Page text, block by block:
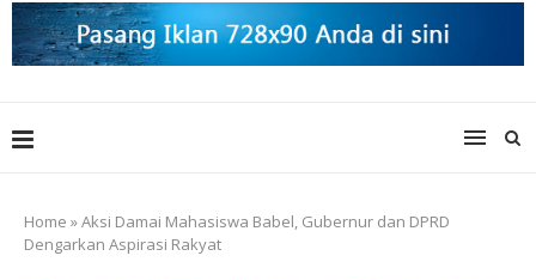
Home »Aksi Damai Mahasiswa Babel, Gubernur dan DPRD
Dengarkan Aspirasi Rakyat